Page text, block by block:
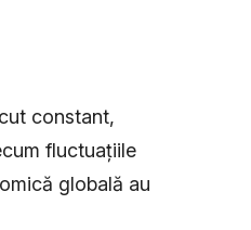
constant,
fluctuațiile
globală au